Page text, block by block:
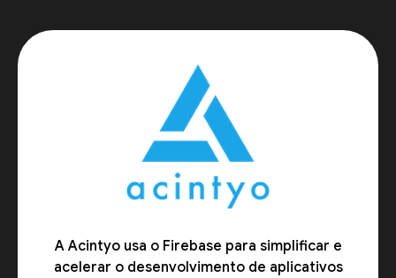
A Acintyo usa o Firebase para simplificar e
acelerar o desenvolvimento de aplicativos